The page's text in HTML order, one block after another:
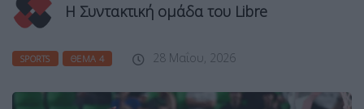
Η Συντακτική ομάδα του Libre
SPORTS ΘΈΜΑ 4 28 Μαΐου, 2026